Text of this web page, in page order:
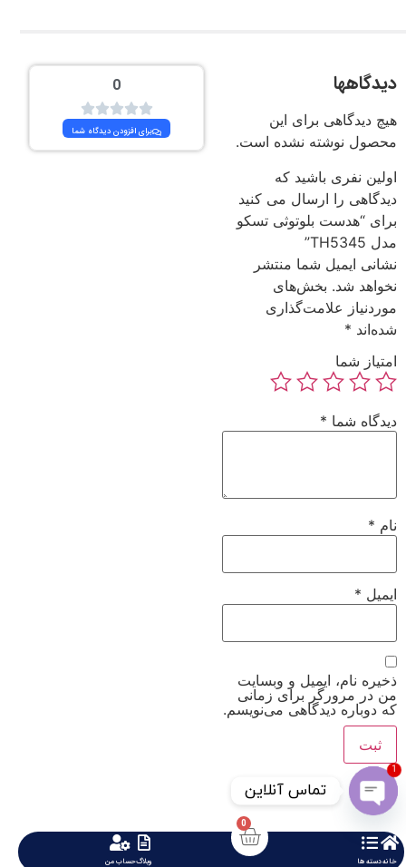
دیدگاهها
هیچ دیدگاهی برای این
محصول نوشته نشده است.
اولین نفری باشید که
دیدگاهی را ارسال می کنید
برای “هدست بلوتوثی تسکو
مدل TH5345”
نشانی ایمیل شما منتشر
نخواهد شد. بخش‌های
موردنیاز علامت‌گذاری
شده‌اند *
امتیاز شما
دیدگاه شما *
نام *
ایمیل *
ذخیره نام، ایمیل و وبسایت
من در مرورگر برای زمانی
که دوباره دیدگاهی می‌نویسم.
0
برای افزودن دیدگاه شما
خانهدسته ها
0
وبلاگحساب من
تماس آنلاین
Open chaty
1